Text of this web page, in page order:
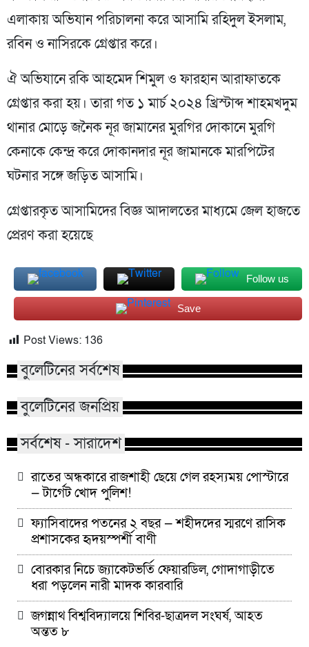
এলাকায় অভিযান পরিচালনা করে আসামি রহিদুল ইসলাম,
রবিন ও নাসিরকে গ্রেপ্তার করে।
ঐ অভিযানে রকি আহমেদ শিমুল ও ফারহান আরাফাতকে
গ্রেপ্তার করা হয়। তারা গত ১ মার্চ ২০২৪ খ্রিস্টাব্দ শাহমখদুম
থানার মোড়ে জনৈক নূর জামানের মুরগির দোকানে মুরগি
কেনাকে কেন্দ্র করে দোকানদার নূর জামানকে মারপিটের
ঘটনার সঙ্গে জড়িত আসামি।
গ্রেপ্তারকৃত আসামিদের বিজ্ঞ আদালতের মাধ্যমে জেল হাজতে
প্রেরণ করা হয়েছে
Follow us
Save
Post Views: 136
বুলেটিনের সর্বশেষ
রাতের অন্ধকারে রাজশাহী ছেয়ে গেল
পুলিশ!
হৃদয়স্পর্শী বাণী
বুলেটিনের জনপ্রিয়
এ বছর
ভুয়া জন্মসনদ,জমি
সর্বশেষ - সারাদেশ
রাতের অন্ধকারে রাজশাহী ছেয়ে গেল রহস্যময় পোস্টারে
— টার্গেট খোদ পুলিশ!
ফ্যাসিবাদের পতনের ২ বছর — শহীদদের স্মরণে রাসিক
প্রশাসকের হৃদয়স্পর্শী বাণী
বোরকার নিচে জ্যাকেটভর্তি ফেয়ারডিল, গোদাগাড়ীতে
ধরা পড়লেন নারী মাদক কারবারি
জগন্নাথ বিশ্ববিদ্যালয়ে শিবির-ছাত্রদল সংঘর্ষ, আহত
অন্তত ৮